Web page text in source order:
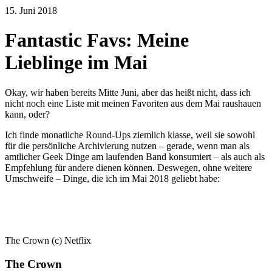
15. Juni 2018
Fantastic Favs: Meine
Lieblinge im Mai
Okay, wir haben bereits Mitte Juni, aber das heißt nicht, dass ich
nicht noch eine Liste mit meinen Favoriten aus dem Mai raushauen
kann, oder?
Ich finde monatliche Round-Ups ziemlich klasse, weil sie sowohl
für die persönliche Archivierung nutzen – gerade, wenn man als
amtlicher Geek Dinge am laufenden Band konsumiert – als auch als
Empfehlung für andere dienen können. Deswegen, ohne weitere
Umschweife – Dinge, die ich im Mai 2018 geliebt habe:
The Crown (c) Netflix
The Crown